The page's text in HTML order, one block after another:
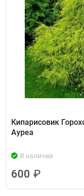
Кипарисовик
Ауреа
В наличии
600 ₽